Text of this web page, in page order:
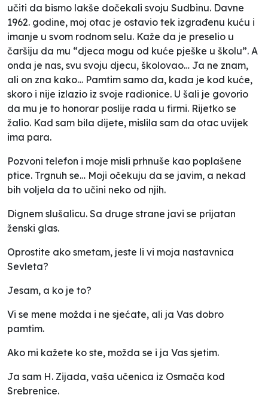
učiti da bismo lakše dočekali svoju Sudbinu. Davne
1962. godine, moj otac je ostavio tek izgrađenu kuću i
imanje u svom rodnom selu. Kaže da je preselio u
čaršiju da mu “djeca mogu od kuće pješke u školu”. A
onda je nas, svu svoju djecu, školovao… Ja ne znam,
ali on zna kako… Pamtim samo da, kada je kod kuće,
skoro i nije izlazio iz svoje radionice. U šali je govorio
da mu je to honorar poslije rada u firmi. Rijetko se
žalio. Kad sam bila dijete, mislila sam da otac uvijek
ima para.
Pozvoni telefon i moje misli prhnuše kao poplašene
ptice. Trgnuh se… Moji očekuju da se javim, a nekad
bih voljela da to učini neko od njih.
Dignem slušalicu. Sa druge strane javi se prijatan
ženski glas.
Oprostite ako smetam, jeste li vi moja nastavnica
Sevleta?
Jesam, a ko je to?
Vi se mene možda i ne sjećate, ali ja Vas dobro
pamtim.
Ako mi kažete ko ste, možda se i ja Vas sjetim.
Ja sam H. Zijada, vaša učenica iz Osmača kod
Srebrenice.